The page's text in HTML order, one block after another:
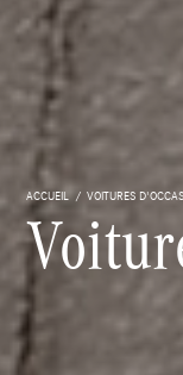
ACCUEIL VOITURES